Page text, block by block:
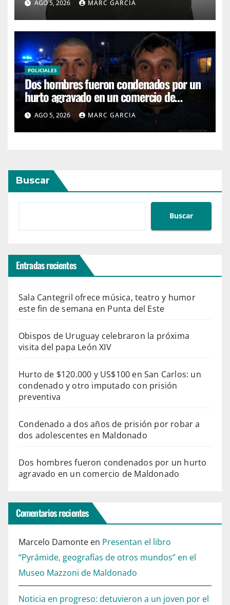
AGO 5, 2026 MARC GARCIA
POLICIALES
Dos hombres fueron condenados por un
hurto agravado en un comercio de
Maldonado
AGO 5, 2026 MARC GARCIA
Buscar
Buscar
Entradas recientes
Sala Cantegril ofrece música, teatro y humor
este fin de semana en Punta del Este
Obispos de Uruguay celebraron la próxima
visita del papa León XIV
Hurto de $120.000 y US$100 en San Carlos: un
condenado y otro imputado con prisión
preventiva
Condenado a dos años de prisión por robar a
dos adolescentes en Maldonado
Dos hombres fueron condenados por un hurto
agravado en un comercio de Maldonado
Comentarios recientes
Marcelo Damonte en Presentan el libro
“Pyrámide, geografías de otros mundos” en el
Museo Mazzoni de Maldonado
Noticia en progreso: detuvieron a un joven por el